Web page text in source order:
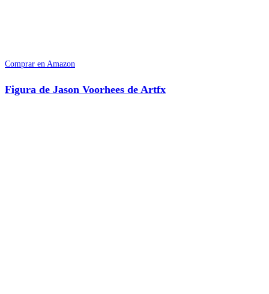
Comprar en Amazon
Figura de Jason Voorhees de Artfx